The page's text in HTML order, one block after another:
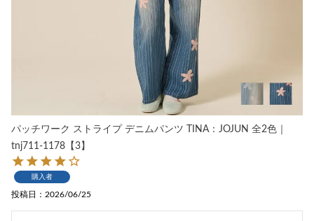
パッチワーク ストライプ デニムパンツ TINA：JOJUN 全2色｜
tnj711-1178【3】
購入者
投稿日 2026/06/25